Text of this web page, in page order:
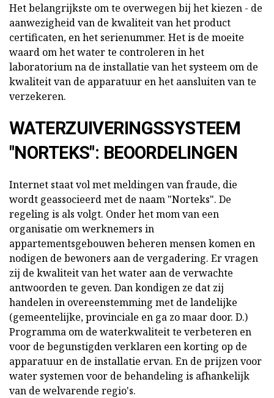
Het belangrijkste om te overwegen bij het kiezen - de
aanwezigheid van de kwaliteit van het product
certificaten, en het serienummer. Het is de moeite
waard om het water te controleren in het
laboratorium na de installatie van het systeem om de
kwaliteit van de apparatuur en het aansluiten van te
verzekeren.
WATERZUIVERINGSSYSTEEM
"NORTEKS": BEOORDELINGEN
Internet staat vol met meldingen van fraude, die
wordt geassocieerd met de naam "Norteks". De
regeling is als volgt. Onder het mom van een
organisatie om werknemers in
appartementsgebouwen beheren mensen komen en
nodigen de bewoners aan de vergadering. Er vragen
zij de kwaliteit van het water aan de verwachte
antwoorden te geven. Dan kondigen ze dat zij
handelen in overeenstemming met de landelijke
(gemeentelijke, provinciale en ga zo maar door. D.)
Programma om de waterkwaliteit te verbeteren en
voor de begunstigden verklaren een korting op de
apparatuur en de installatie ervan. En de prijzen voor
water systemen voor de behandeling is afhankelijk
van de welvarende regio's.